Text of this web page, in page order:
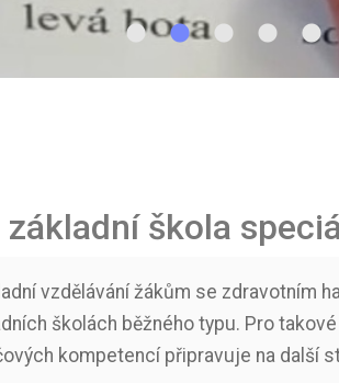
škola
vzdělávání žákům se
školách běžného typu. Pro
kompetencí připravuje na